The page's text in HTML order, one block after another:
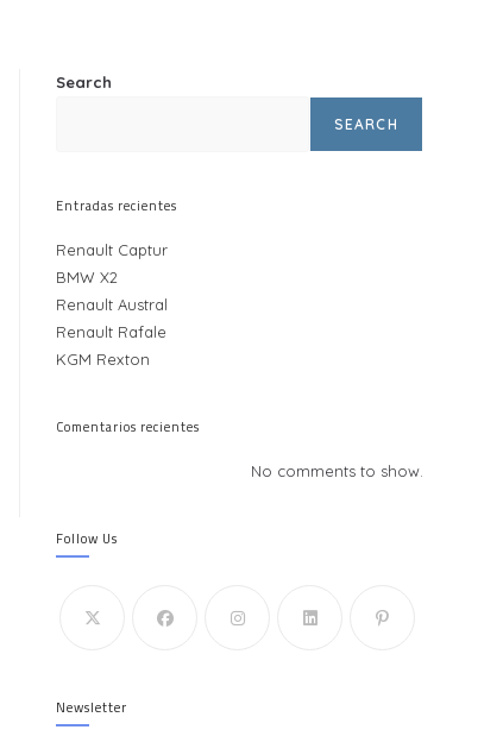
Search
SEARCH
Entradas recientes
Renault Captur
BMW X2
Renault Austral
Renault Rafale
KGM Rexton
Comentarios recientes
No comments to show.
Follow Us
Newsletter